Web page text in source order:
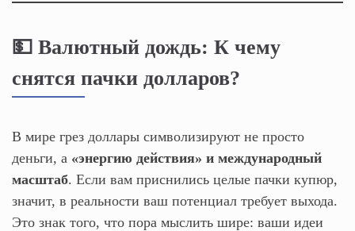
💵 Валютный дождь: К чему
снятся пачки долларов?
В мире грез доллары символизируют не просто
деньги, а «энергию действия» и международный
масштаб. Если вам приснились целые пачки купюр,
значит, в реальности ваш потенциал требует выхода.
Это знак того, что пора мыслить шире: ваши идеи